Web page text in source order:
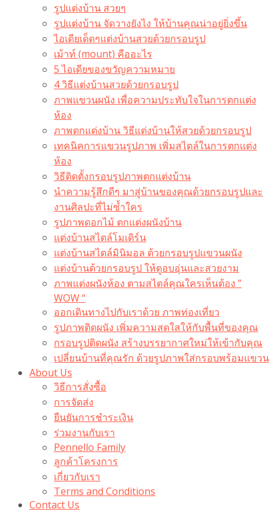
รูปแต่งบ้าน สวยๆ
รูปแต่งบ้าน จัดวางยังไง ให้บ้านคุณน่าอยู่ยิ่งขึ้น
ไอเดียเด็ดๆแต่งบ้านสวยด้วยกรอบรูป
เม้าท์ (mount) คืออะไร​
5 ไอเดียของขวัญความหมาย
4 วิธีแต่งบ้านสวยด้วยกรอบรูป
ภาพแขวนผนัง เพื่อความประทับใจในการตกแต่ง
ห้อง
ภาพตกแต่งบ้าน วิธีแต่งบ้านให้สวยด้วยกรอบรูป
เทคนิคการแขวนรูปภาพ เพิ่มสไตล์ในการตกแต่ง
ห้อง
วิธีติดตั้งกรอบรูปภาพตกแต่งบ้าน
นำความรู้สึกดีๆ มาสู่บ้านของคุณด้วยกรอบรูปและ
งานศิลปะที่ไม่ซ้ำใคร
รูปภาพดอกไม้ ตกแต่งผนังบ้าน
แต่งบ้านสไตล์โมเดิร์น
แต่งบ้านสไตล์มินิมอล ด้วยกรอบรูปแขวนผนัง
แต่งบ้านด้วยกรอบรูป ให้ดูอบอุ่นและสวยงาม
ภาพแต่งผนังห้อง ตามสไตล์คุณใครเห็นต้อง ”
WOW “
ออกเดินทางไปกับเราด้วย ภาพท่องเที่ยว
รูปภาพติดผนัง เพิ่มความสดใสให้กับพื้นที่ของคุณ
กรอบรูปติดผนัง สร้างบรรยากาศใหม่ให้เข้ากับคุณ
เปลี่ยนบ้านที่คุณรัก ด้วยรูปภาพใส่กรอบพร้อมแขวน​
About Us
วิธีการสั่งซื้อ
การจัดส่ง
ยืนยันการชำระเงิน
ร่วมงานกับเรา
Pennello Family
ลูกค้าโครงการ
เกี่ยวกับเรา
Terms and Conditions
Contact Us